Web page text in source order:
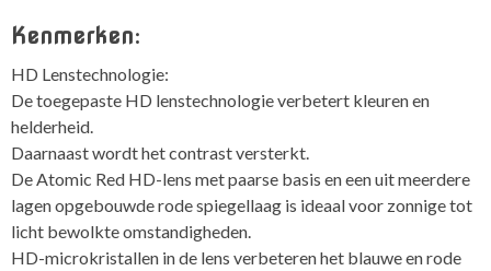
Kenmerken:
HD Lenstechnologie:
De toegepaste HD lenstechnologie verbetert kleuren en
helderheid.
Daarnaast wordt het contrast versterkt.
De Atomic Red HD-lens met paarse basis en een uit meerdere
lagen opgebouwde rode spiegellaag is ideaal voor zonnige tot
licht bewolkte omstandigheden.
HD-microkristallen in de lens verbeteren het blauwe en rode